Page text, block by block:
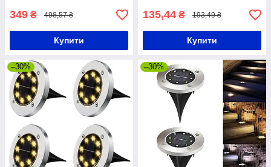
349 ₴ 498,57 ₴
Купити
135,44 ₴ 193,49 ₴
Купити
–30% –30%